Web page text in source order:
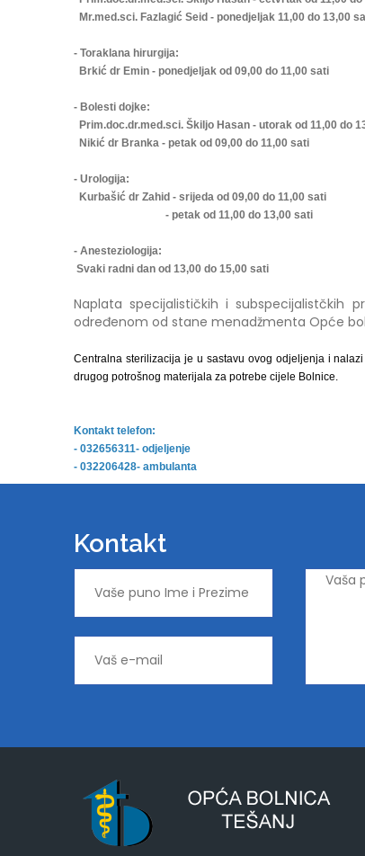
Mr.med.sci. Fazlagić Seid - ponedjeljak 11,00 do 13,00
- Toraklana hirurgija:
Brkić dr Emin - ponedjeljak od 09,00 do 11,00 sati
- Bolesti dojke:
Prim.doc.dr.med.sci. Škiljo Hasan - utorak od 11,00 do
Nikić dr Branka - petak od 09,00 do 11,00 sati
- Urologija:
Kurbašić dr Zahid - srijeda od 09,00 do 11,00 sati
- petak od 11,00 do 13,00 sati
- Anesteziologija:
Svaki radni dan od 13,00 do 15,00 sati
Naplata specijalističkih i subspecijalistčkih
određenom od stane menadžmenta Opće
Centralna sterilizacija je u sastavu ovog odjeljenja i
drugog potrošnog materijala za potrebe cijele Bolnice.
Kontakt telefon:
- 032656311- odjeljenje
- 032206428- ambulanta
Kontakt